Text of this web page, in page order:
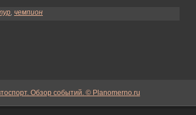
, чемпион
Обзор событий. © Planomerno.ru